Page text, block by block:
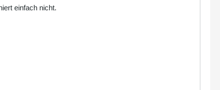
einfach nicht.